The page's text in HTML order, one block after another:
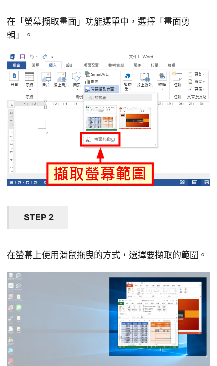
在「螢幕擷取畫面」功能選單中，選擇「畫面剪
輯」。
STEP 2
在螢幕上使用滑鼠拖曳的方式，選擇要擷取的範圍。